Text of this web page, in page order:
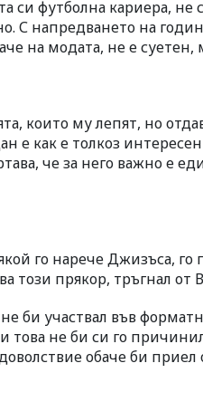
си футболна кариера,
С напредването на
на модата, не е
които му лепят, но
е как е толкоз
че за него важно е
го нарече Джизъса,
този прякор, тръгнал от
би участвал във
това не би си го
обаче би